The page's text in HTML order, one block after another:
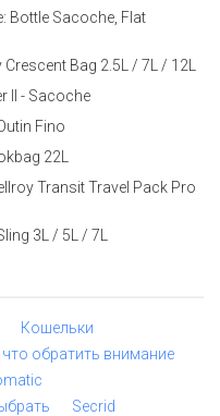
Bottle Sacoche, Flat
Bag 2.5L / 7L / 12L
II - Sacoche
Fino
22L
Transit Travel Pack Pro
3L / 5L / 7L
Кошельки
обратить внимание
Secrid